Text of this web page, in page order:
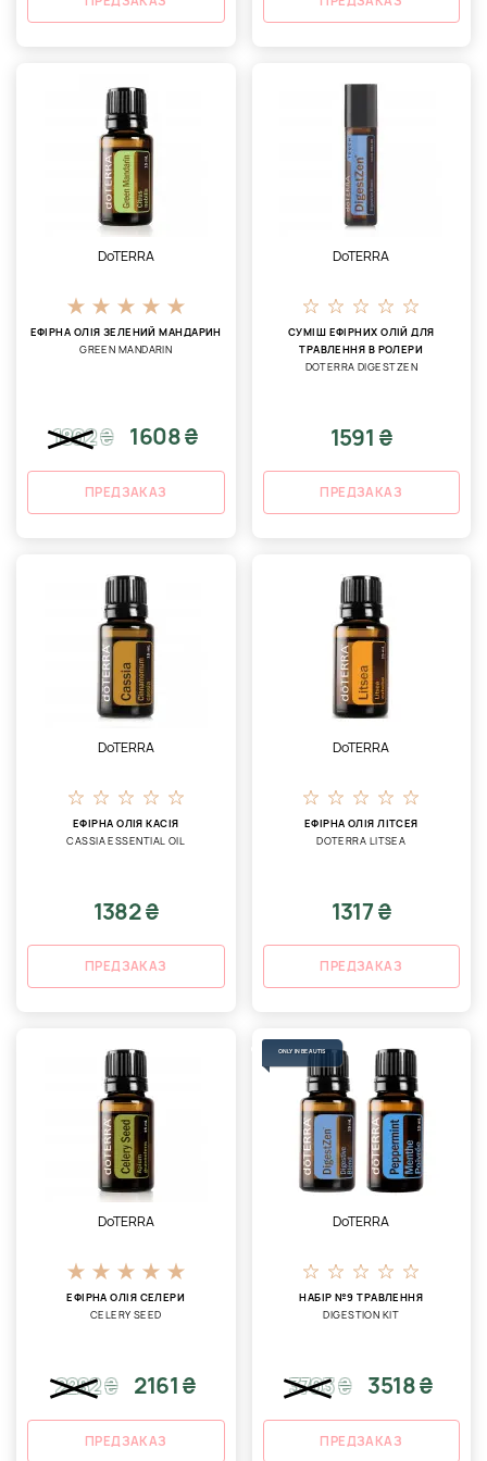
DoTERRA
ЕФІРНА ОЛІЯ ЗЕЛЕНИЙ МАНДАРИН
GREEN MANDARIN
1802₴ 1608 ₴
ПРЕДЗАКАЗ
DoTERRA
СУМІШ ЕФІРНИХ ОЛІЙ ДЛЯ
ТРАВЛЕННЯ В РОЛЕРИ
DOTERRA DIGESTZEN
1591 ₴
ПРЕДЗАКАЗ
DoTERRA
ЕФІРНА ОЛІЯ КАСІЯ
CASSIA ESSENTIAL OIL
1382 ₴
ПРЕДЗАКАЗ
DoTERRA
ЕФІРНА ОЛІЯ ЛІТСЕЯ
DOTERRA LITSEA
1317 ₴
ПРЕДЗАКАЗ
DoTERRA
ЕФІРНА ОЛІЯ СЕЛЕРИ
CELERY SEED
2282₴ 2161 ₴
ПРЕДЗАКАЗ
ONLY IN BEAUTIS
DoTERRA
НАБІР №9 ТРАВЛЕННЯ
DIGESTION KIT
3703₴ 3518 ₴
ПРЕДЗАКАЗ